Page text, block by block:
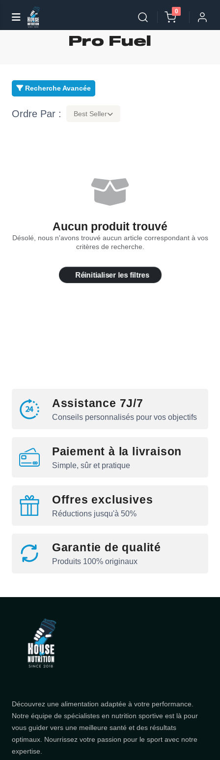
0
Pro Fuel
Recherche Avancée
Ordre Par : Best Seller
Aucun produit trouvé
Désolé, nous n'avons trouvé aucun article correspondant à vos
critères de recherche.
Réinitialiser les filtres
Assistance 7J/7
Conseils personnalisés pour vos objectifs
Paiement à la livraison
Simple, sûr et pratique
Offres exclusives
Réductions jusqu'à 50%
Garantie de qualité
Produits 100% originaux
Découvrez une alimentation adaptée à votre performance.
Notre équipe de spécialistes en nutrition sportive est là pour
vous guider vers une meilleure santé et des résultats
optimaux. Nourrissez votre passion pour le sport avec notre
expertise.